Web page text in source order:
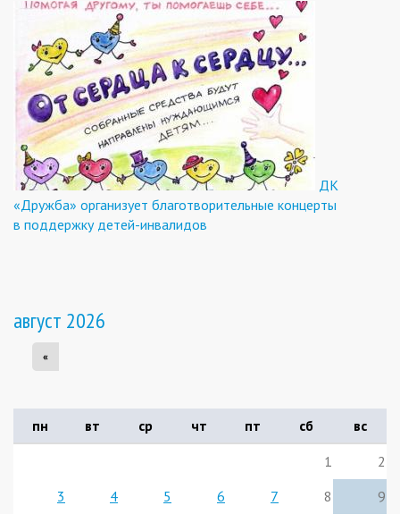
ДК
«Дружба» организует благотворительные концерты
в поддержку детей-инвалидов
август 2026
«
пн вт ср чт пт сб
вс
1
2
3
4 5 6 7 8
9